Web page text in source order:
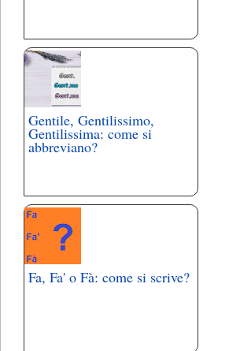
Gentile, Gentilissimo,
Gentilissima: come si
abbreviano?
Fa, Fa' o Fà: come si scrive?